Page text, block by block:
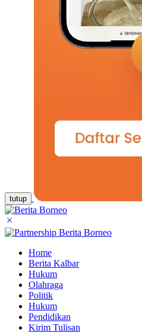
tutup
Home
Berita Kalbar
Hukum
Olahraga
Politik
Hukum
Pendidikan
Kirim Tulisan